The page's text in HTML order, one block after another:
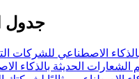
جدول
الاصطناعي للشركات
الشعارات الحديثة بالذكاء